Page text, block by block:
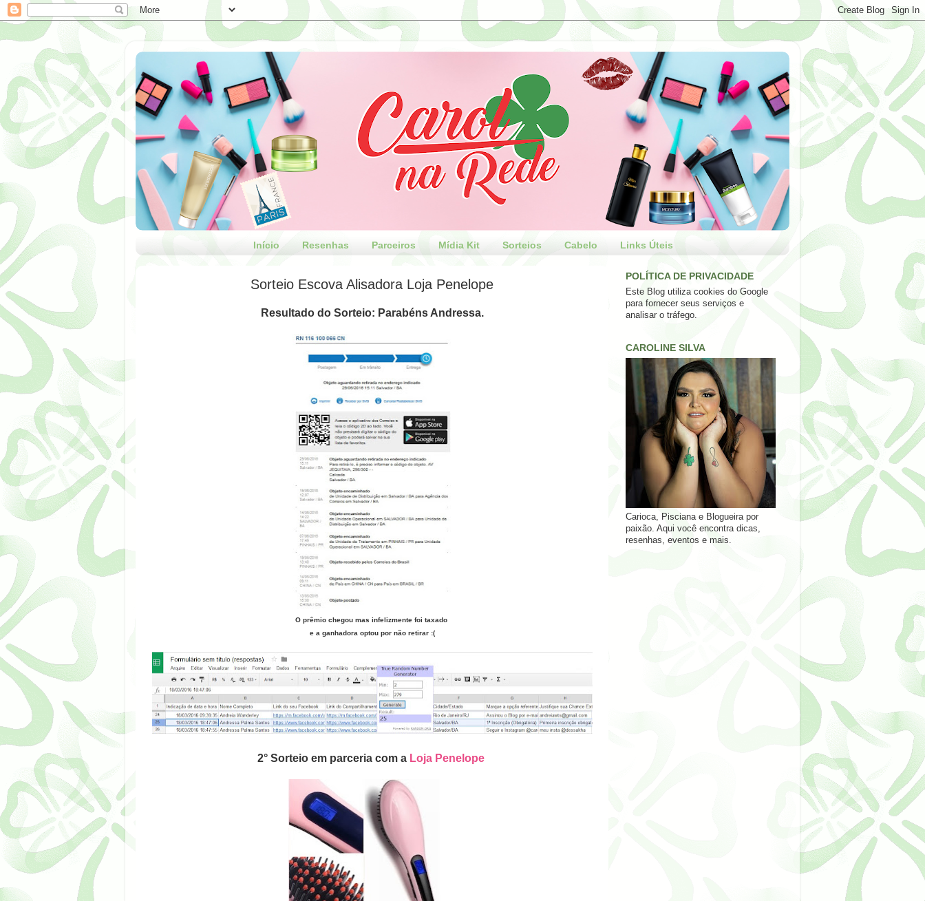
Início Resenhas Parceiros Mídia Kit Sorteios Cabelo Links Úteis
Sorteio Escova Alisadora Loja Penelope
Resultado do Sorteio: Parabéns Andressa.
O prêmio chegou mas infelizmente foi taxado
e a ganhadora optou por não retirar :(
2° Sorteio em parceria com a Loja Penelope
POLÍTICA DE PRIVACIDADE
Este Blog utiliza cookies do Google
para fornecer seus serviços e
analisar o tráfego.
CAROLINE SILVA
Carioca, Pisciana e Blogueira por
paixão. Aqui você encontra dicas,
resenhas, eventos e mais.